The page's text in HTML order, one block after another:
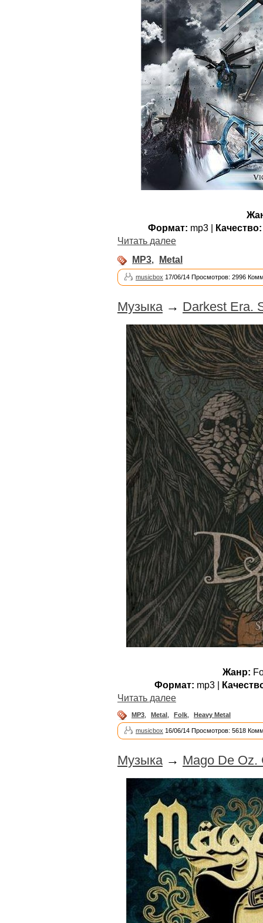
Формат: mp3 | Качество:
Читать далее
MP3, Metal
musicbox 17/06/14 Просмотров: 2996
Музыка→ Darkest Era.
Жанр:
Формат: mp3 |
Читать далее
MP3 Metal Folk Heavy Metal
musicbox 16/06/14 Просмотров: 5618
Музыка→ Mago De Oz.